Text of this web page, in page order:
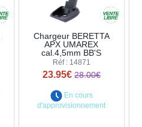
Chargeur BERETTA
APX UMAREX
cal.4,5mm BB'S
Réf : 14871
23.95€ 28.00€
En cours
d'approvisionnement